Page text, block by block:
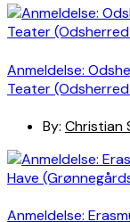
Anmeldelse:
Teater
By: Christian
Anmeldelse: